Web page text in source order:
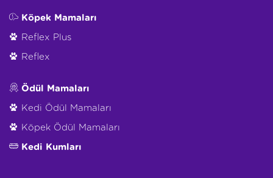
Köpek Mamaları
Reflex Plus
Reflex
Ödül Mamaları
Kedi Ödül Mamaları
Köpek Ödül Mamaları
Kedi Kumları